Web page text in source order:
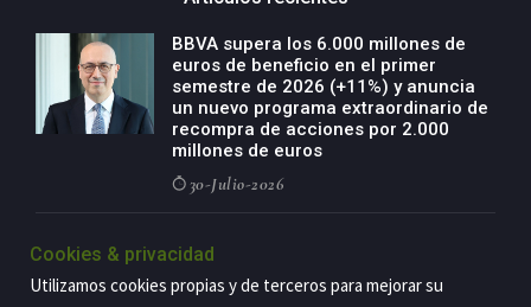
BBVA supera los 6.000 millones de
euros de beneficio en el primer
semestre de 2026 (+11%) y anuncia
un nuevo programa extraordinario de
recompra de acciones por 2.000
millones de euros
30-Julio-2026
BBVA acelera el crecimiento de su
negocio agro con un modelo global
de especialización presente en siete
Cookies & privacidad
Utilizamos cookies propias y de terceros para mejorar su